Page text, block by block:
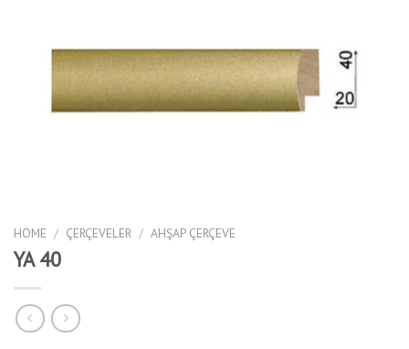
HOME / ÇERÇEVELER / AHŞAP ÇERÇEVE
YA 40